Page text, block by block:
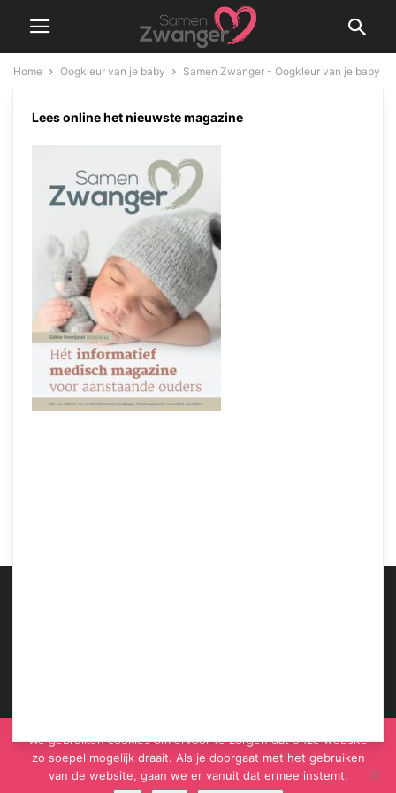
Home Oogkleur van je baby Samen Zwanger - Oogkleur van je baby
je baby
Lees online het nieuwste magazine
We gebruiken cookies om ervoor te zorgen dat onze website
zo soepel mogelijk draait. Als je doorgaat met het gebruiken
van de website, gaan we er vanuit dat ermee instemt.